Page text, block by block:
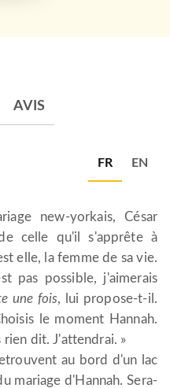
AVIS
FR EN
new-yorkais, César
celle qu'il s'apprête à
elle, la femme de sa vie.
pas possible, j'aimerais
une fois, lui propose-t-il.
le moment Hannah.
rien dit. J'attendrai. »
au bord d'un lac
mariage d'Hannah. Sera-